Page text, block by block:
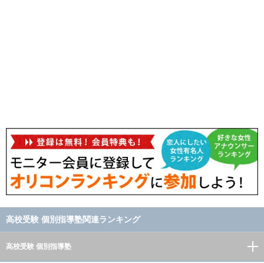
高校受験 個別指導塾関連ランキング
高校受験 個別指導塾